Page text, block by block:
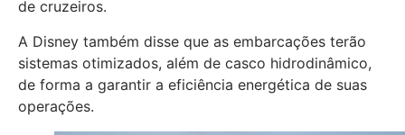
de cruzeiros.
A Disney também disse que as embarcações terão
sistemas otimizados, além de casco hidrodinâmico,
de forma a garantir a eficiência energética de suas
operações.